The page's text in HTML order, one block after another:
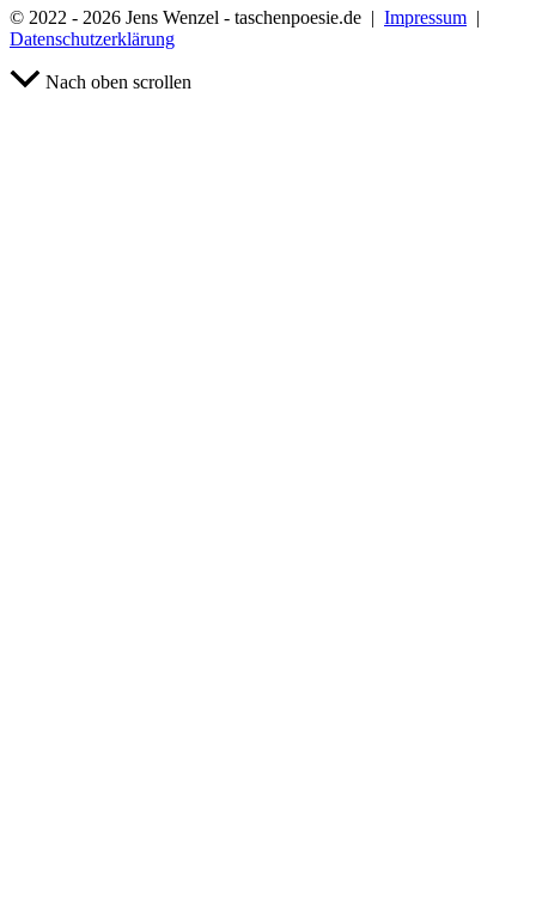
© 2022 - 2026 Jens Wenzel - taschenpoesie.de | Impressum |
Datenschutzerklärung
Nach oben scrollen